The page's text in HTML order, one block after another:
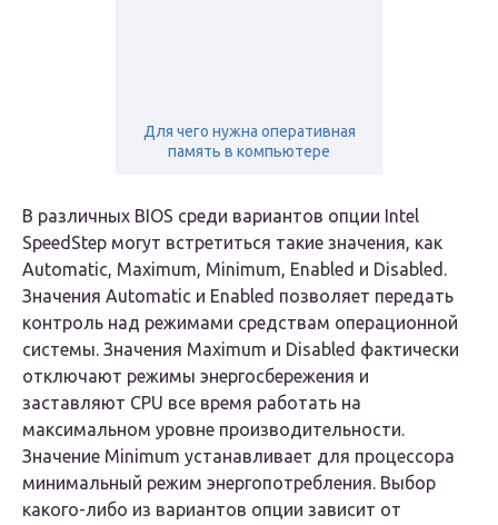
Для чего нужна оперативная
память в компьютере
В различных BIOS среди вариантов опции Intel
SpeedStep могут встретиться такие значения, как
Automatic, Maximum, Minimum, Enabled и Disabled.
Значения Automatic и Enabled позволяет передать
контроль над режимами средствам операционной
системы. Значения Maximum и Disabled фактически
отключают режимы энергосбережения и
заставляют CPU все время работать на
максимальном уровне производительности.
Значение Minimum устанавливает для процессора
минимальный режим энергопотребления. Выбор
какого-либо из вариантов опции зависит от